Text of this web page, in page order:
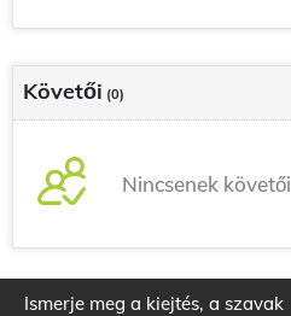
Követői (0)
Nincsenek követői
Ismerje meg a kiejtés, a szavak